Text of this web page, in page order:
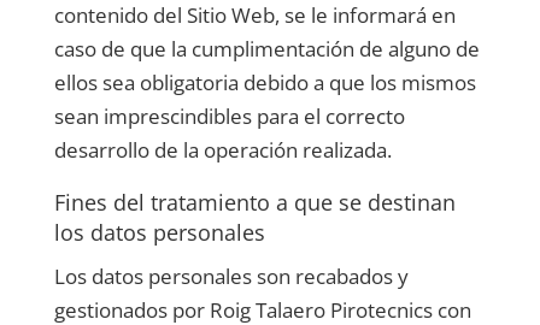
contenido del Sitio Web, se le informará en
caso de que la cumplimentación de alguno de
ellos sea obligatoria debido a que los mismos
sean imprescindibles para el correcto
desarrollo de la operación realizada.
Fines del tratamiento a que se destinan
los datos personales
Los datos personales son recabados y
gestionados por Roig Talaero Pirotecnicscon